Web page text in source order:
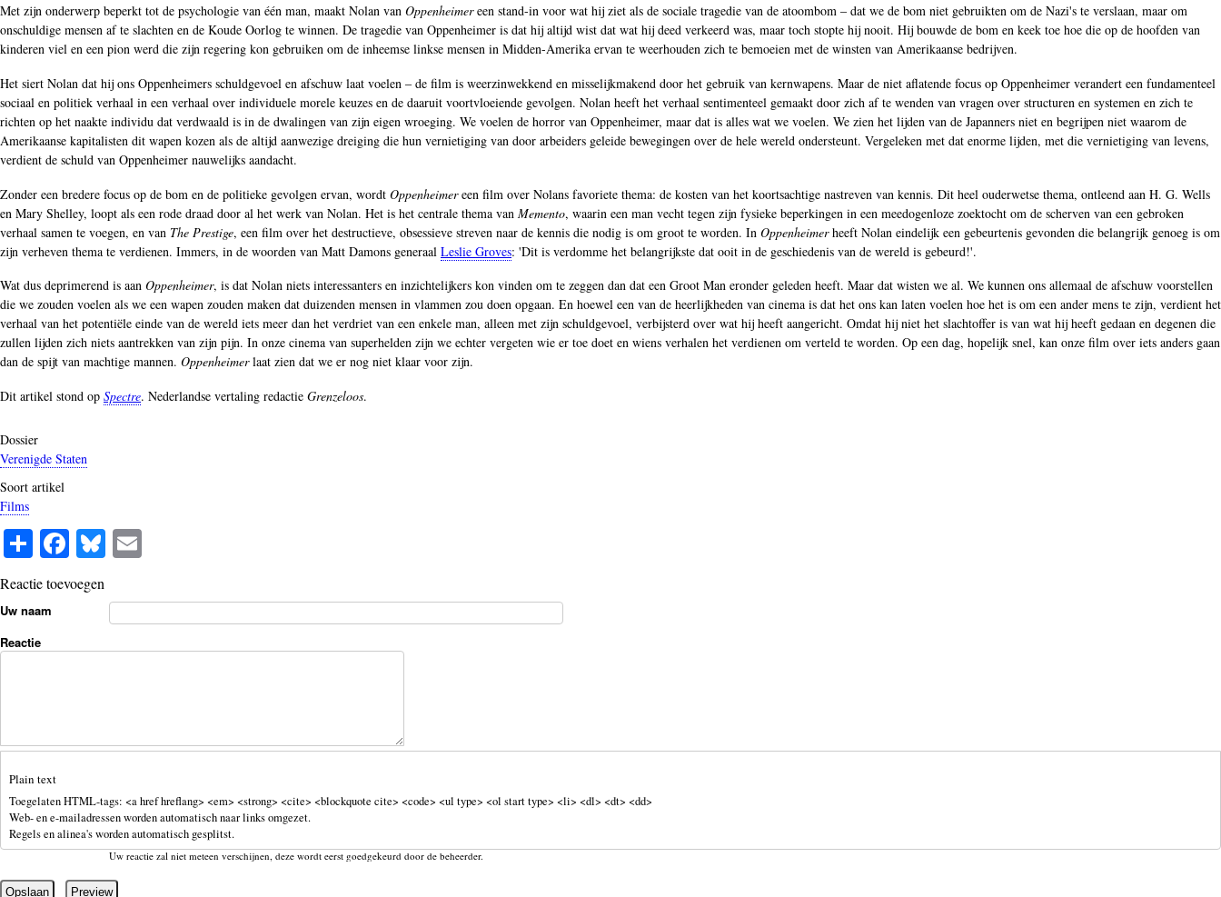
Met zijn onderwerp beperkt tot de psychologie van één man, maakt Nolan van Oppenheimereen stand-in voor wat hij ziet als de sociale tragedie van de atoombom ‒ dat we de bom niet gebruikten om de Nazi's te verslaan, maar om
onschuldige mensen af te slachten en de Koude Oorlog te winnen. De tragedie van Oppenheimer is dat hij altijd wist dat wat hij deed verkeerd was, maar toch stopte hij nooit. Hij bouwde de bom en keek toe hoe die op de hoofden van
kinderen viel en een pion werd die zijn regering kon gebruiken om de inheemse linkse mensen in Midden-Amerika ervan te weerhouden zich te bemoeien met de winsten van Amerikaanse bedrijven.
Het siert Nolan dat hij ons Oppenheimers schuldgevoel en afschuw laat voelen ‒ de film is weerzinwekkend en misselijkmakend door het gebruik van kernwapens. Maar de niet aflatende focus op Oppenheimer verandert een fundamenteel
sociaal en politiek verhaal in een verhaal over individuele morele keuzes en de daaruit voortvloeiende gevolgen. Nolan heeft het verhaal sentimenteel gemaakt door zich af te wenden van vragen over structuren en systemen en zich te
richten op het naakte individu dat verdwaald is in de dwalingen van zijn eigen wroeging. We voelen de horror van Oppenheimer, maar dat is alles wat we voelen. We zien het lijden van de Japanners niet en begrijpen niet waarom de
Amerikaanse kapitalisten dit wapen kozen als de altijd aanwezige dreiging die hun vernietiging van door arbeiders geleide bewegingen over de hele wereld ondersteunt. Vergeleken met dat enorme lijden, met die vernietiging van levens,
verdient de schuld van Oppenheimer nauwelijks aandacht.
Zonder een bredere focus op de bom en de politieke gevolgen ervan, wordt Oppenheimereen film over Nolans favoriete thema: de kosten van het koortsachtige nastreven van kennis. Dit heel ouderwetse thema, ontleend aan H. G. Wells
en Mary Shelley, loopt als een rode draad door al het werk van Nolan. Het is het centrale thema van Memento, waarin een man vecht tegen zijn fysieke beperkingen in een meedogenloze zoektocht om de scherven van een gebroken
verhaal samen te voegen, en van The Prestige, een film over het destructieve, obsessieve streven naar de kennis die nodig is om groot te worden. In Oppenheimerheeft Nolan eindelijk een gebeurtenis gevonden die belangrijk genoeg is om
zijn verheven thema te verdienen. Immers, in de woorden van Matt Damons generaal Leslie Groves: 'Dit is verdomme het belangrijkste dat ooit in de geschiedenis van de wereld is gebeurd!'.
Wat dus deprimerend is aan Oppenheimer, is dat Nolan niets interessanters en inzichtelijkers kon vinden om te zeggen dan dat een Groot Man eronder geleden heeft. Maar dat wisten we al. We kunnen ons allemaal de afschuw voorstellen
die we zouden voelen als we een wapen zouden maken dat duizenden mensen in vlammen zou doen opgaan. En hoewel een van de heerlijkheden van cinema is dat het ons kan laten voelen hoe het is om een ander mens te zijn, verdient het
verhaal van het potentiële einde van de wereld iets meer dan het verdriet van een enkele man, alleen met zijn schuldgevoel, verbijsterd over wat hij heeft aangericht. Omdat hij niet het slachtoffer is van wat hij heeft gedaan en degenen die
zullen lijden zich niets aantrekken van zijn pijn. In onze cinema van superhelden zijn we echter vergeten wie er toe doet en wiens verhalen het verdienen om verteld te worden. Op een dag, hopelijk snel, kan onze film over iets anders gaan
dan de spijt van machtige mannen. Oppenheimerlaat zien dat we er nog niet klaar voor zijn.
Dit artikel stond op Spectre. Nederlandse vertaling redactie Grenzeloos.
Dossier
Verenigde Staten
Soort artikel
Films
S
ha
re
Fa
ce
bo
Bl
ue
sk
y
ail
Reactie toevoegen
Uw naam
Reactie
Plain text
Toegelaten HTML-tags: <a href hreflang> <em> <strong> <cite> <blockquote cite> <code> <ul type> <ol start type> <li> <dl> <dt> <dd>
Web- en e-mailadressen worden automatisch naar links omgezet.
Regels en alinea's worden automatisch gesplitst.
Uw reactie zal niet meteen verschijnen, deze wordt eerst goedgekeurd door de beheerder.